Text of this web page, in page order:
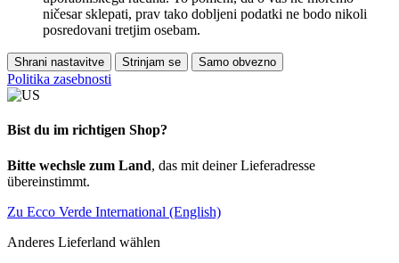
ničesar sklepati, prav tako dobljeni podatki ne bodo nikoli
posredovani tretjim osebam.
Shrani nastavitve Strinjam se Samo obvezno
Politika zasebnosti
Bist du im richtigen Shop?
Bitte wechsle zum Land, das mit deiner Lieferadresse
übereinstimmt.
Zu Ecco Verde International (English)
Anderes Lieferland wählen